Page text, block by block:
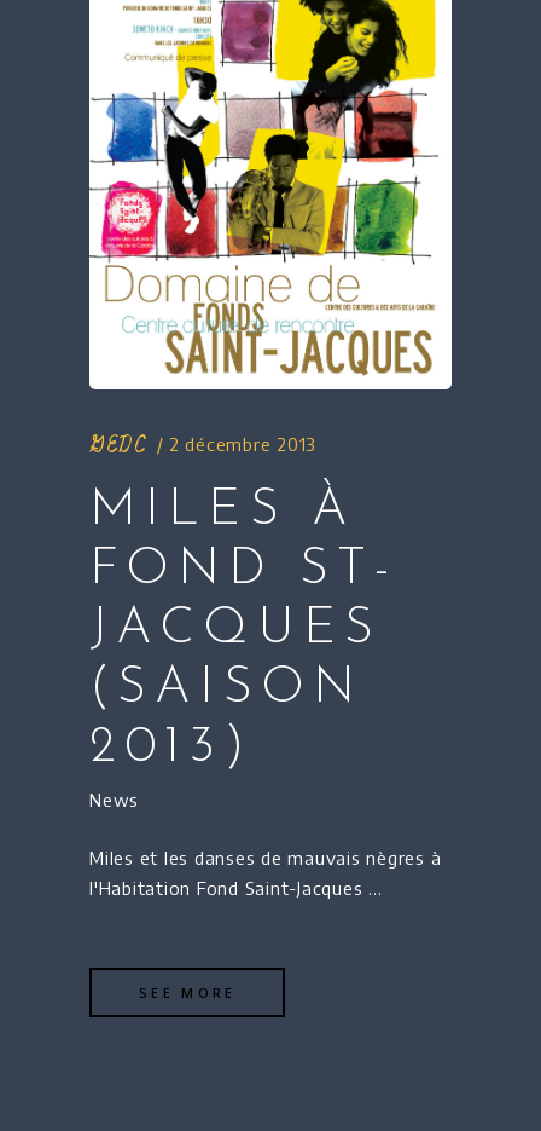
GEDC 2 décembre 2013
MILES À
FOND ST-
JACQUES
(SAISON
2013)
News
Miles et les danses de mauvais nègres à
l'Habitation Fond Saint-Jacques
SEE MORE